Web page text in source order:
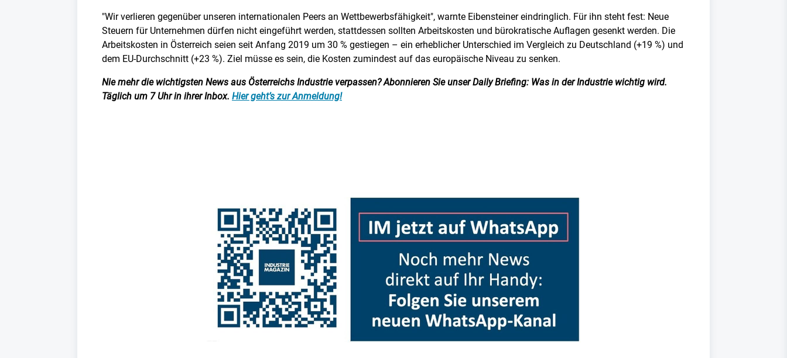
"Wir verlieren gegenüber unseren internationalen Peers an Wettbewerbsfähigkeit", warnte Eibensteiner eindringlich. Für ihn steht fest: Neue
Steuern für Unternehmen dürfen nicht eingeführt werden, stattdessen sollten Arbeitskosten und bürokratische Auflagen gesenkt werden. Die
Arbeitskosten in Österreich seien seit Anfang 2019 um 30 % gestiegen – ein erheblicher Unterschied im Vergleich zu Deutschland (+19 %) und
dem EU-Durchschnitt (+23 %). Ziel müsse es sein, die Kosten zumindest auf das europäische Niveau zu senken.
Nie mehr die wichtigsten News aus Österreichs Industrie verpassen? Abonnieren Sie unser Daily Briefing: Was in der Industrie wichtig wird.
Täglich um 7 Uhr in ihrer Inbox. Hier geht’s zur Anmeldung!